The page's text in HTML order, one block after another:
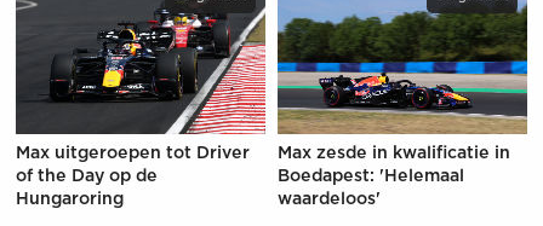
Max uitgeroepen tot Driver
of the Day op de
Hungaroring
Max zesde in kwalificatie in
Boedapest: 'Helemaal
waardeloos'